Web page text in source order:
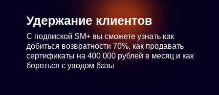
Удержание клиентов
С подпиской SM+ вы сможете узнать как
добиться возвратности 70%, как продавать
сертификаты на 400 000 рублей в месяц и как
бороться с уводом базы